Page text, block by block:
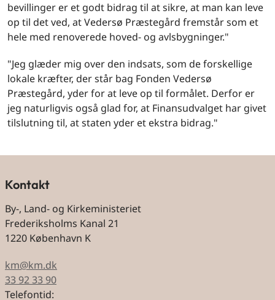
bevillinger er et godt bidrag til at sikre, at man kan leve
op til det ved, at Vedersø Præstegård fremstår som et
hele med renoverede hoved- og avlsbygninger."
"Jeg glæder mig over den indsats, som de forskellige
lokale kræfter, der står bag Fonden Vedersø
Præstegård, yder for at leve op til formålet. Derfor er
jeg naturligvis også glad for, at Finansudvalget har givet
tilslutning til, at staten yder et ekstra bidrag."
Kontakt
By-, Land- og Kirkeministeriet
Frederiksholms Kanal 21
1220 København K
km@km.dk
33 92 33 90
Telefontid: